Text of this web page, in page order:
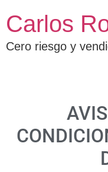
Carlos
Cero riesgo y